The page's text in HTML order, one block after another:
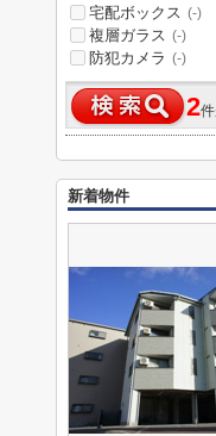
宅配ボックス (-)
複層ガラス (-)
防犯カメラ (-)
2
新着物件